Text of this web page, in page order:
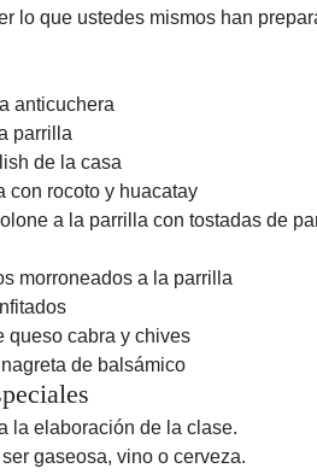
lo que ustedes mismos han
anticuchera
parrilla
de la casa
con rocoto y huacatay
a la parrilla con tostadas de
morroneados a la parrilla
queso cabra y chives
de balsámico
la elaboración de la clase.
gaseosa, vino o cerveza.